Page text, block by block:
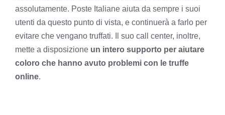
assolutamente. Poste Italiane aiuta da sempre i suoi
utenti da questo punto di vista, e continuerà a farlo per
evitare che vengano truffati. Il suo call center, inoltre,
mette a disposizione un intero supporto per aiutare
coloro che hanno avuto problemi con le truffe
online.